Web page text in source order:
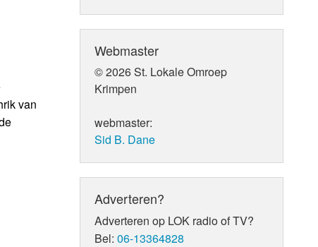
van
Webmaster
© 2026 St. Lokale Omroep
Krimpen
webmaster:
Sid B. Dane
Adverteren?
Adverteren op LOK radio of TV?
Bel:06-13364828